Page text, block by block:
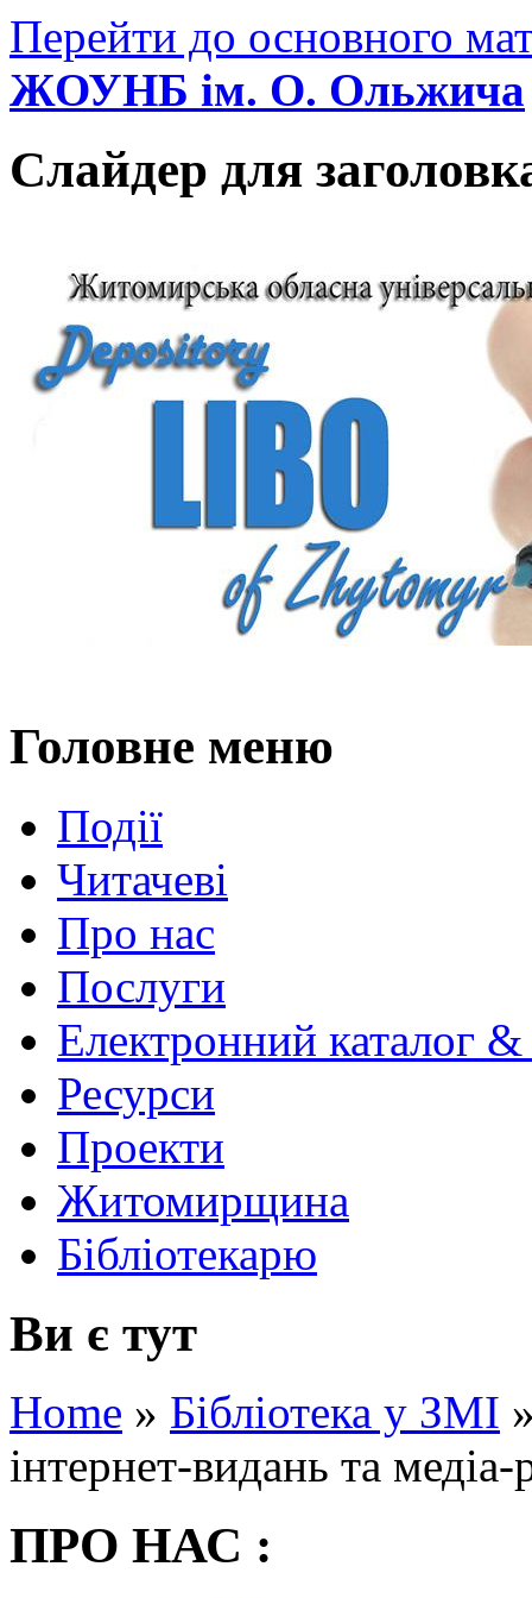
Перейти до основного
ЖОУНБ ім. О. Ольжича
Слайдер для
Головне меню
Події
Читачеві
Про нас
Послуги
Електронний каталог
Ресурси
Проекти
Житомирщина
Бібліотекарю
Ви є тут
Home » Бібліотека у ЗМІ
інтернет-видань та медіа-
ПРО НАС :